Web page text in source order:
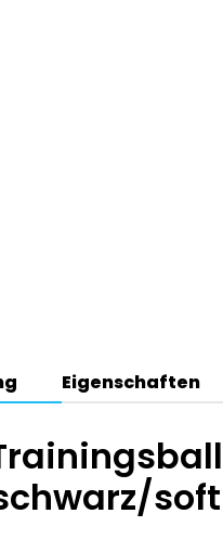
Eigenschaften